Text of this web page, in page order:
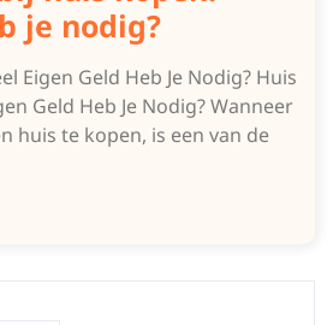
je nodig?
Eigen Geld Heb Je Nodig? Huis
Geld Heb Je Nodig? Wanneer
huis te kopen, is een van de